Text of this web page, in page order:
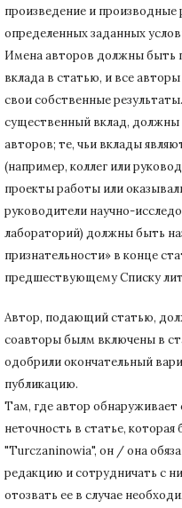
произведение и
определенных заданных
Имена авторов должны быть
вклада в статью, и все
свои собственные результаты.
существенный вклад, должны
авторов; те, чьи вклады
(например, коллег или
проекты работы или
руководители научно-
лабораторий) должны быть
признательности» в конце
предшествующему Списку
Автор, подающий статью,
соавторы былм включены в
одобрили окончательный
публикацию.
Там, где автор
неточность в статье,
"Turczaninowia", он / она
редакцию и сотрудничать с
отозвать ее в случае